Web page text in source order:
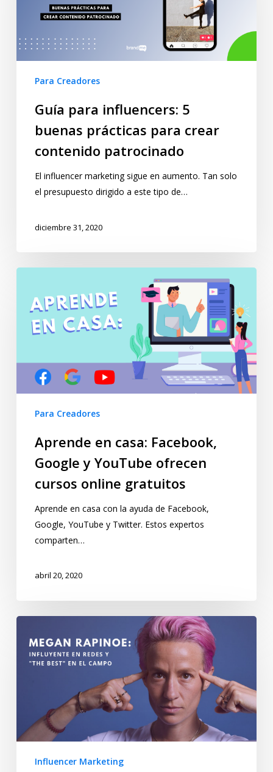
Para Creadores
Guía para influencers: 5
buenas prácticas para crear
contenido patrocinado
El influencer marketing sigue en aumento. Tan solo
el presupuesto dirigido a este tipo de…
diciembre 31, 2020
Para Creadores
Aprende en casa: Facebook,
Google y YouTube ofrecen
cursos online gratuitos
Aprende en casa con la ayuda de Facebook,
Google, YouTube y Twitter. Estos expertos
comparten…
abril 20, 2020
Influencer Marketing